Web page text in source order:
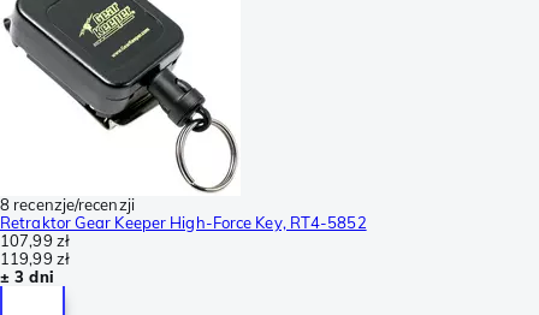
8 recenzje/recenzji
Retraktor Gear Keeper High-Force Key, RT4-5852
107,99 zł
119,99 zł
± 3 dni